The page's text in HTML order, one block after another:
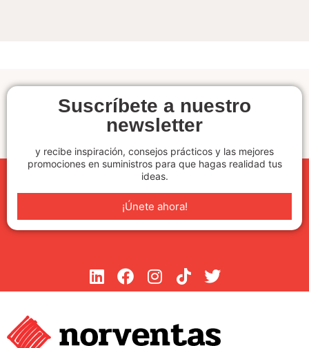
Suscríbete a nuestro
newsletter
y recibe inspiración, consejos prácticos y las mejores
promociones en suministros para que hagas realidad tus
ideas.
¡Únete ahora!